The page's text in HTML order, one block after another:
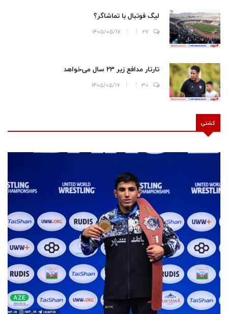
لیگ فوتبال با تماشاگر؟
27
1405/05/17
تارتار مدافع زیر ۲۳ سال می‌خواهد
30
1405/05/17
کشتی